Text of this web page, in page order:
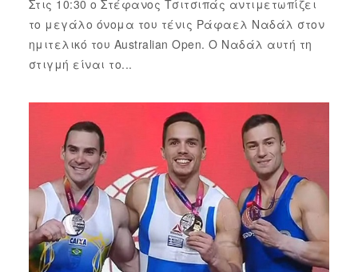
Στις 10:30 ο Στέφανος Τσιτσιπάς αντιμετωπίζει
το μεγάλο όνομα του τένις Ράφαελ Ναδάλ στον
ημιτελικό του Australian Open. Ο Ναδάλ αυτή τη
στιγμή είναι το...